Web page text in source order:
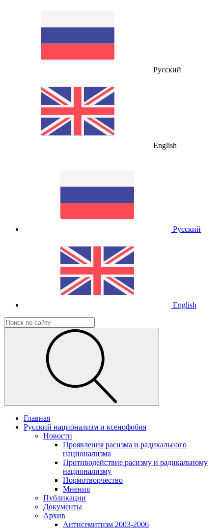
Русский
English
Русский
English
Главная
Русский национализм и ксенофобия
Новости
Проявления расизма и радикального
национализма
Противодействие расизму и радикальному
национализму
Нормотворчество
Мнения
Публикации
Документы
Архив
Антисемитизм 2003-2006